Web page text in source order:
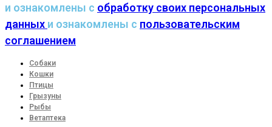
и ознакомлены с обработку своих персональных
данных и ознакомлены с пользовательским
соглашением
Собаки
Кошки
Птицы
Грызуны
Рыбы
Ветаптека